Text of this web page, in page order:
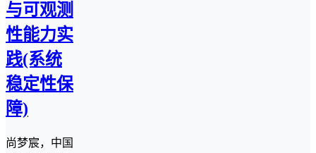
与可观测
性能力实
践(系统
稳定性保
障)
尚梦宸，中国